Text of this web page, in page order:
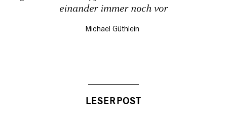
einander immer noch vor
Michael Güthlein